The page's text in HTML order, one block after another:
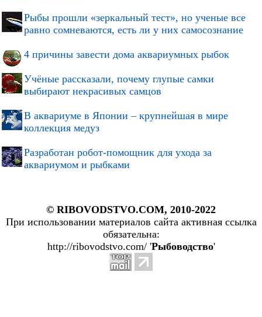
Рыбы прошли «зеркальный тест», но ученые все
равно сомневаются, есть ли у них самосознание
4 причины завести дома аквариумных рыбок
Учёные рассказали, почему глупые самки
выбирают некрасивых самцов
В аквариуме в Японии – крупнейшая в мире
коллекция медуз
Разработан робот-помощник для ухода за
аквариумом и рыбками
© RIBOVODSTVO.COM, 2010-2022
При использовании материалов сайта активная ссылка
обязательна:
http://ribovodstvo.com/ 'Рыбоводство'